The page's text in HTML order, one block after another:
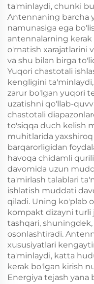
ta'minlaydi, chunki
Antennaning barcha
namunasiga ega
antennalarning
o'rnatish xarajatlarini
va shu bilan birga
Yuqori chastotali
kengligini
zarur bo'lgan yuqori
uzatishni qo'llab-
chastotali
to'siqqa duch kelish
muhitlarida yaxshiroq
barqarorligidan
havoqa chidamli
davomida uzun
ta'mirlash talablari
ishlatish muddati
qiladi. Uning ko'plab
kompakt dizayni turli
tashqari,
osonlashtiradi.
xususiyatlari
ta'minlaydi, katta
kerak bo'lgan kirish
Energiya tejash